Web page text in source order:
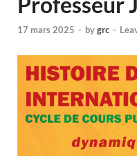
17 mars 2025 - bygrc -